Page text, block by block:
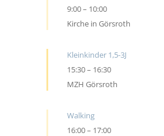
9:00– 10:00
Kirche in Görsroth
Kleinkinder 1,5-3J
15:30– 16:30
MZH Görsroth
Walking
16:00– 17:00